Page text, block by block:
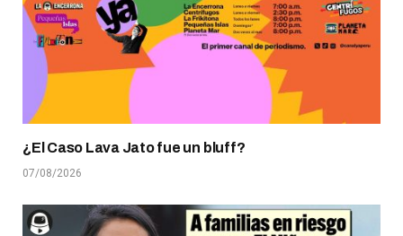
¿El Caso Lava Jato fue un bluff?
07/08/2026